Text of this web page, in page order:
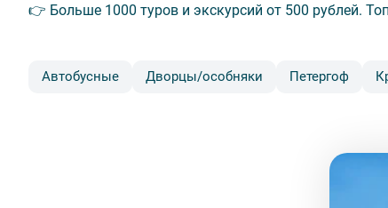
👉 Больше 1000 туров и экскурсий от 500 рублей.
Автобусные Дворцы/особняки Петергоф